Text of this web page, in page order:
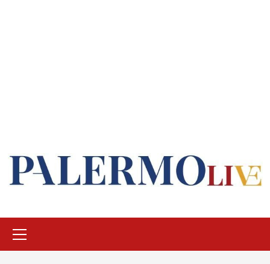
principale